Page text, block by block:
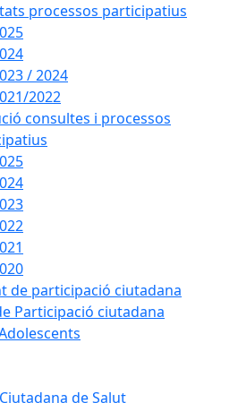
processos participatius
/ 2024
2022
consultes i processos
de participació ciutadana
Participació ciutadana
de Salut